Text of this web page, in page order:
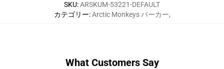
SKU:ARSKUM-53221-DEFAULT
カテゴリー:Arctic Monkeys パーカー,
What Customers Say